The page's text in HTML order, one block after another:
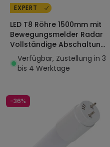
EXPERT
LED T8 Röhre 1500mm mit
Bewegungsmelder Radar
Vollständige Abschaltung
24W 100lm/w
Verfügbar, Zustellung in 3
bis 4 Werktage
-36%